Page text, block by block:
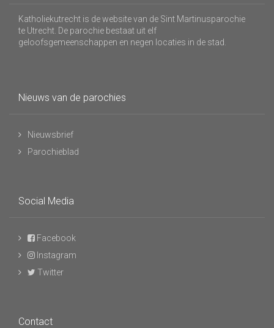
Katholiekutrecht is de website van de Sint Martinusparochie
te Utrecht. De parochie bestaat uit elf
geloofsgemeenschappen en negen locaties in de stad.
Nieuws van de parochies
Nieuwsbrief
Parochieblad
Social Media
Facebook
Instagram
Twitter
Contact